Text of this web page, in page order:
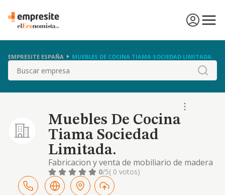
EMPRESITE ESPAÑA MUEBLES DE COCINA TIAMA SOCIEDAD LIMITADA.
Buscar
Muebles De Cocina
Tiama Sociedad
Limitada.
Fabricacion y venta de mobiliario de madera
para el hogar.0/5( 0 votos)